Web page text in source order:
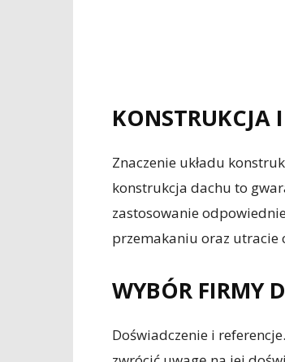
KONSTRUKCJA
Znaczenie układu
konstrukcja dachu to
zastosowanie
przemakaniu oraz utracie
WYBÓR FIRMY
Doświadczenie i